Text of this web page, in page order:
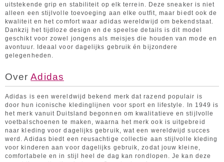
uitstekende grip en stabiliteit op elk terrein. Deze sneaker is niet
alleen een stijlvolle toevoeging aan elke outfit, maar biedt ook de
kwaliteit en het comfort waar adidas wereldwijd om bekendstaat.
Dankzij het tijdloze design en de speelse details is dit model
geschikt voor zowel jongens als meisjes die houden van mode en
avontuur. Ideaal voor dagelijks gebruik én bijzondere
gelegenheden.
OverAdidas
Adidas is een wereldwijd bekend merk dat razend populair is
door hun iconische kledinglijnen voor sport en lifestyle. In 1949 is
het merk vanuit Duitsland begonnen om kwalitatieve en stijlvolle
voetbalschoenen te maken, waarna het merk ook is uitgebreid
naar kleding voor dagelijks gebruik, wat een wereldwijd succes
werd. Adidas biedt een reusachtige collectie aan stijlvolle kleding
voor kinderen aan voor dagelijks gebruik, zodat jouw kleine,
comfortabele en in stijl heel de dag kan rondlopen. Je kan deze